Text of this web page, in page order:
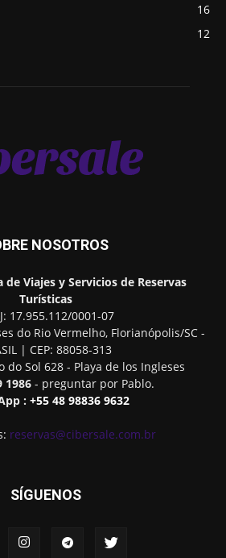
16
12
NOSOTROS
de Viajes y Servicios de Reservas
Turísticas
17.955.112/0001-07
do Rio Vermelho, Florianópolis/SC-
| CEP: 88058-313
do Sol 628 - Playa de los Ingleses
1986 - preguntar por Pablo.
: +55 48 98836 9632
reservas@cibersale.com.br
SÍGUENOS